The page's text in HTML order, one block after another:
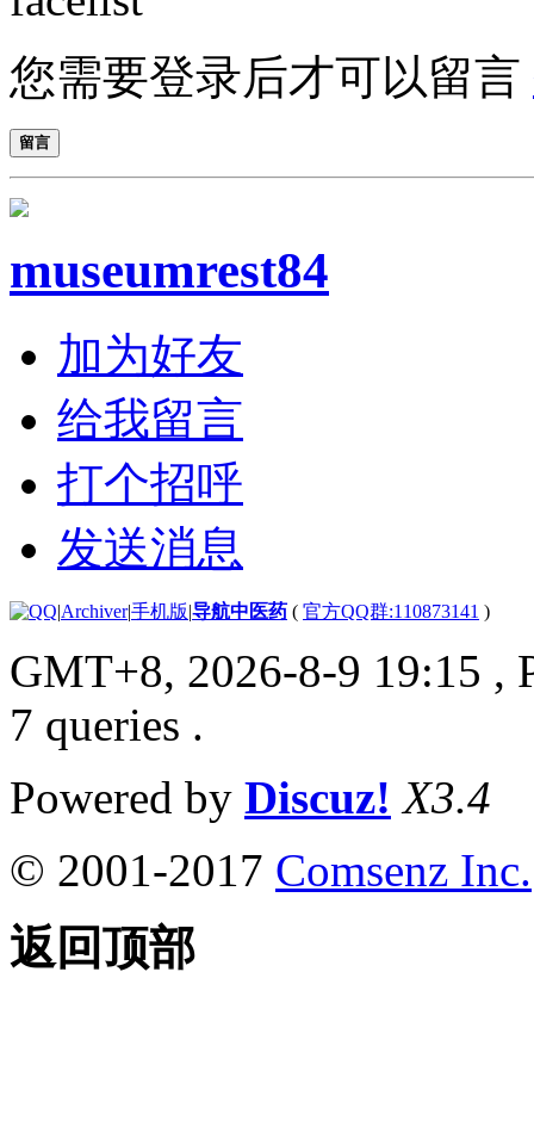
您需要登录后才可以留言
留言
museumrest84
加为好友
给我留言
打个招呼
发送消息
|Archiver|手机版|导航中医药 ( 官方QQ群:110873141 )
GMT+8, 2026-8-9 19:15 ,
7 queries .
Powered by Discuz! X3.4
© 2001-2017 Comsenz Inc.
返回顶部